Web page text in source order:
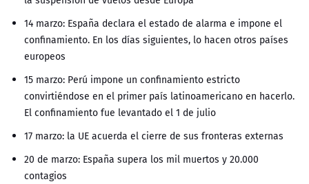
14 marzo: España declara el estado de alarma e impone el
confinamiento. En los días siguientes, lo hacen otros países
europeos
15 marzo: Perú impone un confinamiento estricto
convirtiéndose en el primer país latinoamericano en hacerlo.
El confinamiento fue levantado el 1 de julio
17 marzo: la UE acuerda el cierre de sus fronteras externas
20 de marzo: España supera los mil muertos y 20.000
contagios